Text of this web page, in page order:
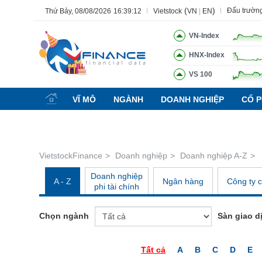
Thứ Bảy, 08/08/2026 16:39:12 Vietstock (VN EN) Đấu
VN-Index
HNX-Index
VS 100
VĨ MÔ NGÀNH DOANH NGHIỆP CỔ
VietstockFinance Doanh nghiệp Doanh nghiệp A-Z
A - Z
Doanh nghiệp
phi tài chính
Ngân hàng Công ty
Chọn ngành Sàn giao
Tất cả A B C D E
Tính năng Ngành Mã chứng khoán Lãnh
CHỨNG KHOÁN
DOANH NGHIỆP
BẤT ĐỘNG SẢN
TÀI CHÍNH